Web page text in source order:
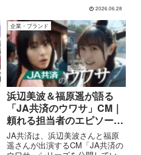
と櫻井海音さんが出演。舞台は新
潟県の燕三条駅で、駅が地域産業
や人々の学び・健康を支える「生
活・経済の拠点」へと進化して
い...
2026.06.28
企業・ブランド
浜辺美波＆福原遥が語る
「JA共済のウワサ」CM｜
頼れる担当者のエピソード
を描くミナミ篇・ハルカ篇
JA共済は、浜辺美波さんと福原
遥さんが出演するCM「JA共済の